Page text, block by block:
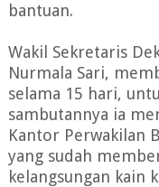
bantuan.
Wakil Sekretaris
Nurmala Sari,
selama 15 hari,
sambutannya ia
Kantor Perwakilan
yang sudah
kelangsungan kain